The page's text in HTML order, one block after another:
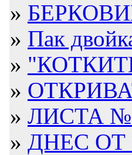
»
» Пак
»
»
» ЛИСТА
» ДНЕС ОТ